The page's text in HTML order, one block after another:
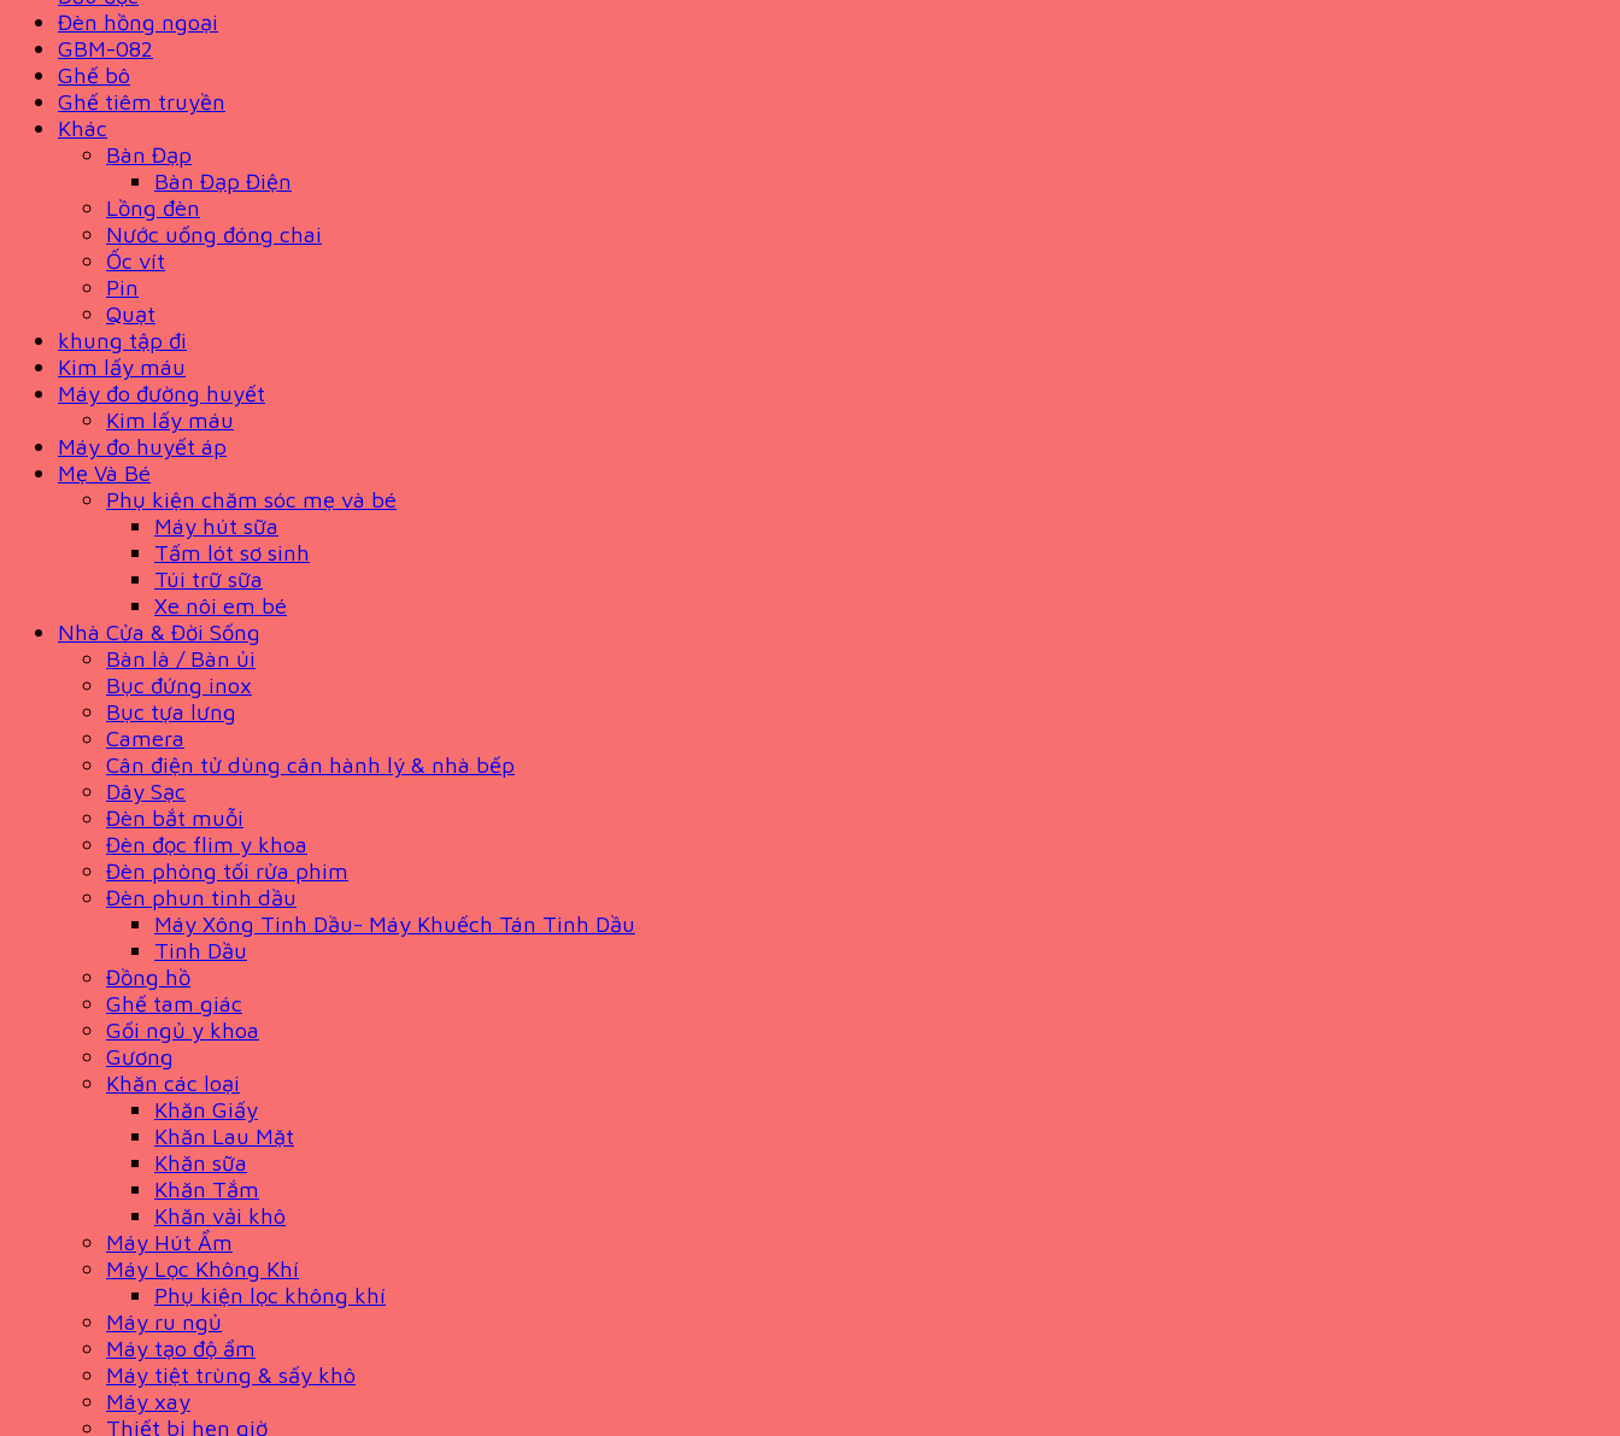
Đèn hồng ngoại
GBM-082
Ghế bô
Ghế tiêm truyền
Khác
Bàn Đạp
Bàn Đạp Điện
Lồng đèn
Nước uống đóng chai
Ốc vít
Pin
Quạt
khung tập đi
Kim lấy máu
Máy đo đường huyết
Kim lấy máu
Máy đo huyết áp
Mẹ Và Bé
Phụ kiện chăm sóc mẹ và bé
Máy hút sữa
Tấm lót sơ sinh
Túi trữ sữa
Xe nôi em bé
Nhà Cửa & Đời Sống
Bàn là / Bàn ủi
Bục đứng inox
Bục tựa lưng
Camera
Cân điện tử dùng cân hành lý & nhà bếp
Dây Sạc
Đèn bắt muỗi
Đèn đọc flim y khoa
Đèn phòng tối rửa phim
Đèn phun tinh dầu
Máy Xông Tinh Dầu- Máy Khuếch Tán Tinh Dầu
Tinh Dầu
Đồng hồ
Ghế tam giác
Gối ngủ y khoa
Gương
Khăn các loại
Khăn Giấy
Khăn Lau Mặt
Khăn sữa
Khăn Tắm
Khăn vải khô
Máy Hút Ẩm
Máy Lọc Không Khí
Phụ kiện lọc không khí
Máy ru ngủ
Máy tạo độ ẩm
Máy tiệt trùng & sấy khô
Máy xay
Thiết bị hẹn giờ